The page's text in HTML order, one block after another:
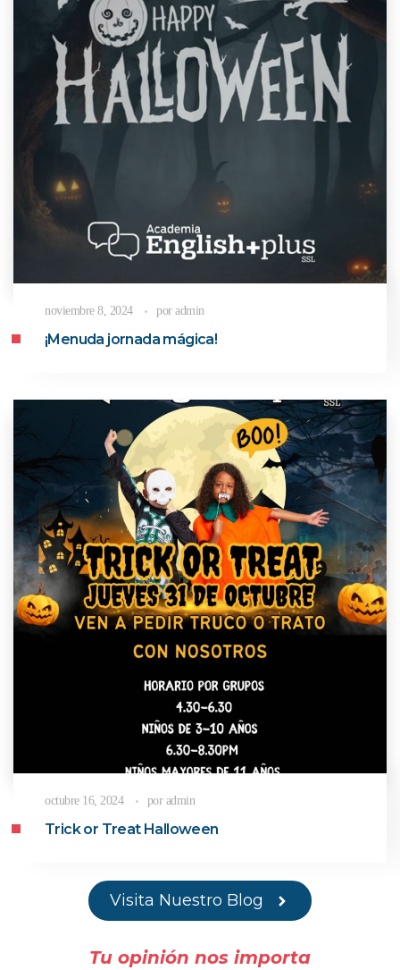
noviembre 8, 2024 por admin
¡Menuda jornada mágica!
octubre 16, 2024 por admin
Trick or Treat Halloween
Visita Nuestro Blog
Tu opinión nos importa